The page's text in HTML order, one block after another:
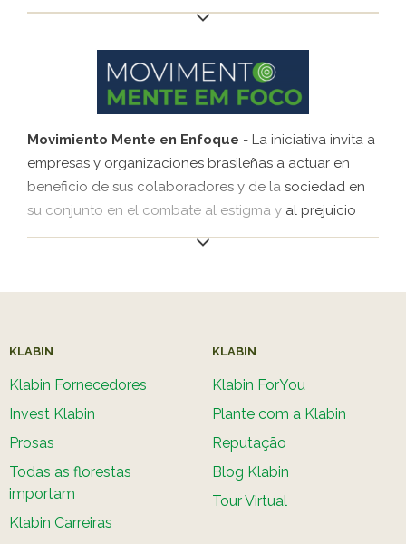
Invernadero (GEI), proporcionando a los participantes
Unidos en 1998 por el World Resources Institute (WRI),
el GHG Protocol es una herramienta utilizada para
Movimiento Mente en Enfoque - La iniciativa invita a
empresas y organizaciones brasileñas a actuar en
beneficio de sus colaboradores y de la sociedad en
su conjunto en el combate al estigma y al prejuicio
social sobre la salud mental. El Movimiento es una
de trabajo sano. El objetivo es que la salud mental se
trate no solo como una medida de urgencia, sino
estrategia de negocio de las compañías - un avance
en el ODS 3 (Salud y Bienestar).
KLABIN
Klabin Fornecedores
Invest Klabin
Prosas
Todas as florestas
importam
Klabin Carreiras
KLABIN
Klabin ForYou
Plante com a Klabin
Reputação
Blog Klabin
Tour Virtual